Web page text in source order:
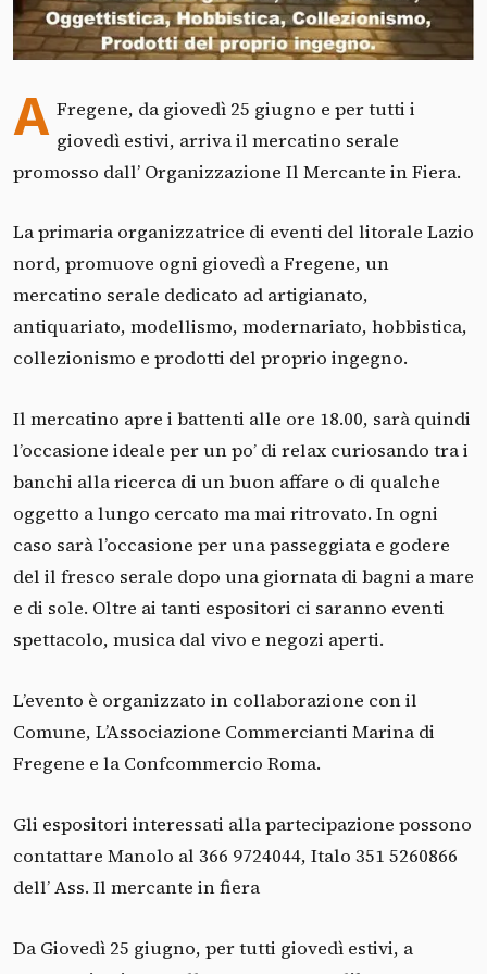
A Fregene, da giovedì 25 giugno e per tutti i
giovedì estivi, arriva il mercatino serale
promosso dall’ Organizzazione Il Mercante in Fiera.
La primaria organizzatrice di eventi del litorale Lazio
nord, promuove ogni giovedì a Fregene, un
mercatino serale dedicato ad artigianato,
antiquariato, modellismo, modernariato, hobbistica,
collezionismo e prodotti del proprio ingegno.
Il mercatino apre i battenti alle ore 18.00, sarà quindi
l’occasione ideale per un po’ di relax curiosando tra i
banchi alla ricerca di un buon affare o di qualche
oggetto a lungo cercato ma mai ritrovato. In ogni
caso sarà l’occasione per una passeggiata e godere
del il fresco serale dopo una giornata di bagni a mare
e di sole. Oltre ai tanti espositori ci saranno eventi
spettacolo, musica dal vivo e negozi aperti.
L’evento è organizzato in collaborazione con il
Comune, L’Associazione Commercianti Marina di
Fregene e la Confcommercio Roma.
Gli espositori interessati alla partecipazione possono
contattare Manolo al 366 9724044, Italo 351 5260866
dell’ Ass. Il mercante in fiera
Da Giovedì 25 giugno, per tutti giovedì estivi, a